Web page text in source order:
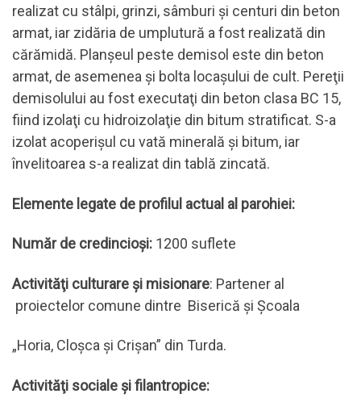
realizat cu stâlpi, grinzi, sâmburi şi centuri din beton
armat, iar zidăria de umplutură a fost realizată din
cărămidă. Planşeul peste demisol este din beton
armat, de asemenea şi bolta locaşului de cult. Pereţii
demisolului au fost executaţi din beton clasa BC 15,
fiind izolaţi cu hidroizolaţie din bitum stratificat. S-a
izolat acoperişul cu vată minerală şi bitum, iar
învelitoarea s-a realizat din tablă zincată.
Elemente legate de profilul actual al parohiei:
Număr de credincioşi: 1200 suflete
Activităţi culturare şi misionare: Partener al
proiectelor comune dintre Biserică şi Şcoala
„Horia, Cloşca şi Crişan” din Turda.
Activităţi sociale şi filantropice: